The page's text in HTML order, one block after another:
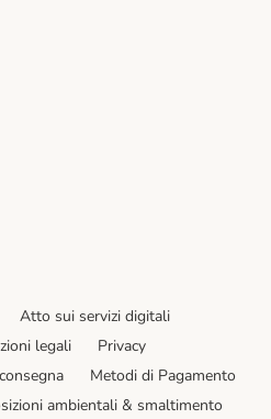
Atto sui servizi digitali
legali
Privacy
Metodi di Pagamento
ambientali & smaltimento